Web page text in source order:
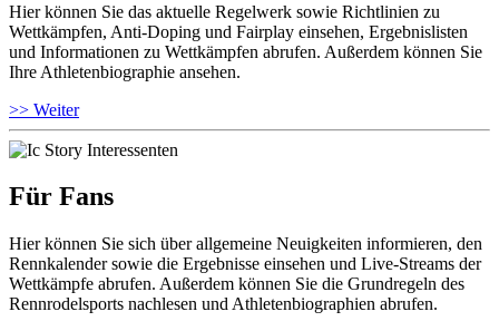
Hier können Sie das aktuelle Regelwerk sowie Richtlinien zu
Wettkämpfen, Anti-Doping und Fairplay einsehen, Ergebnislisten
und Informationen zu Wettkämpfen abrufen. Außerdem können Sie
Ihre Athletenbiographie ansehen.
>> Weiter
Für Fans
Hier können Sie sich über allgemeine Neuigkeiten informieren, den
Rennkalender sowie die Ergebnisse einsehen und Live-Streams der
Wettkämpfe abrufen. Außerdem können Sie die Grundregeln des
Rennrodelsports nachlesen und Athletenbiographien abrufen.